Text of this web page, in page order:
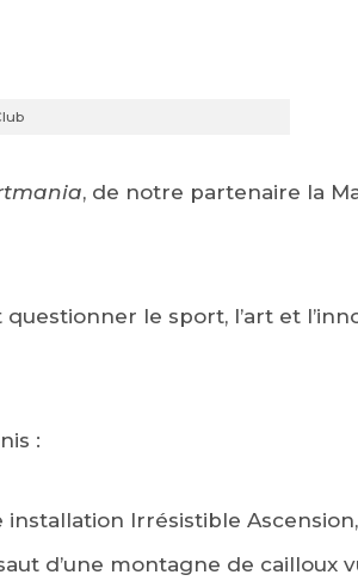
, de notre partenaire la
le sport, l’art et
:
installation Irrésistible
d’une montagne de cailloux